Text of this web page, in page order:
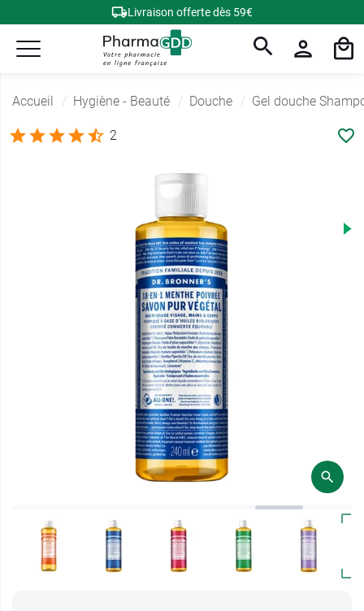
Livraison offerte dès 59€
Accueil Hygiène - Beauté Douche Gel douche
2